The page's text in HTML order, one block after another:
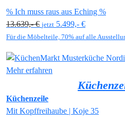
% Ich muss raus aus Eching %
13.639,- € jetzt 5.499,- €
Für die Möbelteile, 70% auf alle
Mehr erfahren
Küchenzeile
Mit Kopffreihaube | Koje 35